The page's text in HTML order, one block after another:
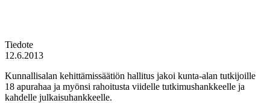
Tiedote
12.6.2013
Kunnallisalan kehittämissäätiön hallitus jakoi kunta-alan tutkijoille
18 apurahaa ja myönsi rahoitusta viidelle tutkimushankkeelle ja
kahdelle julkaisuhankkeelle.